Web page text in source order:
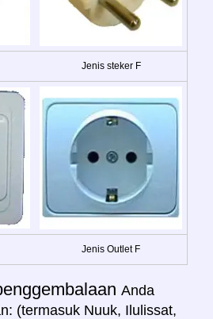
Jenis steker F
Jenis Outlet F
Anda
(termasuk Nuuk, Ilulissat,